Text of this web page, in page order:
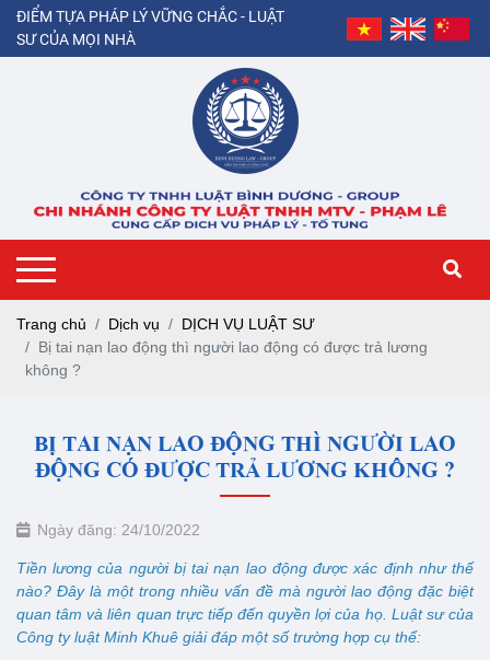
ĐIỂM TỰA PHÁP LÝ VỮNG CHẮC - LUẬT
SƯ CỦA MỌI NHÀ
Trang chủ Dịch vụ
DỊCH VỤ LUẬT SƯ
Bị tai nạn lao động thì người lao động có được trả lương
không ?
BỊ TAI NẠN LAO ĐỘNG THÌ NGƯỜI LAO
ĐỘNG CÓ ĐƯỢC TRẢ LƯƠNG KHÔNG ?
Ngày đăng: 24/10/2022
Tiền lương của người bị tai nạn lao động được xác định như thế
nào? Đây là một trong nhiều vấn đề mà người lao động đặc biệt
quan tâm và liên quan trực tiếp đến quyền lợi của họ. Luật sư của
Công ty luật Minh Khuê giải đáp một số trường hợp cụ thể: